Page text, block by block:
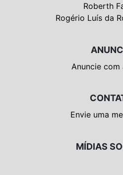
Roberth
Rogério Luís da
Anuncie com
Envie uma
MÍDIAS